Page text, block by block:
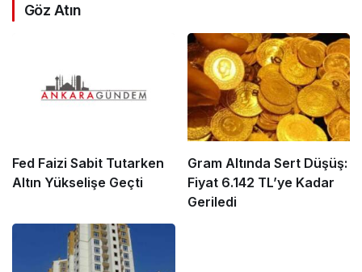
Göz Atın
Fed Faizi Sabit Tutarken
Altın Yükselişe Geçti
Gram Altında Sert Düşüş:
Fiyat 6.142 TL’ye Kadar
Geriledi